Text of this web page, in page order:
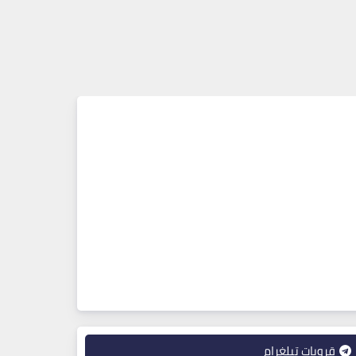
قروبات تيلغرام